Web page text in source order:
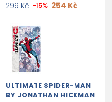
299 Kč -15% 254 Kč
ULTIMATE SPIDER-MAN
BY JONATHAN HICKMAN